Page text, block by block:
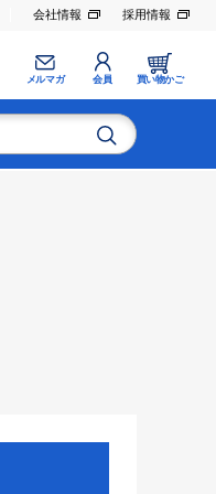
会社情報 採用情報
メルマガ 会員 買い物かご